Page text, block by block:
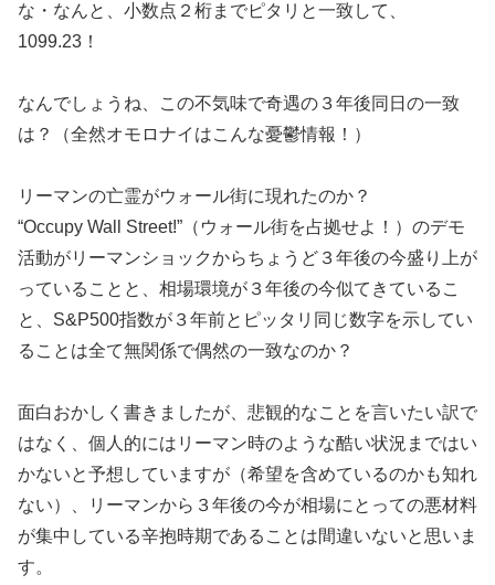
な・なんと、小数点２桁までピタリと一致して、
1099.23！
なんでしょうね、この不気味で奇遇の３年後同日の一致
は？（全然オモロナイはこんな憂鬱情報！）
リーマンの亡霊がウォール街に現れたのか？
“Occupy Wall Street!”（ウォール街を占拠せよ！）のデモ
活動がリーマンショックからちょうど３年後の今盛り上が
っていることと、相場環境が３年後の今似てきているこ
と、S&P500指数が３年前とピッタリ同じ数字を示してい
ることは全て無関係で偶然の一致なのか？
面白おかしく書きましたが、悲観的なことを言いたい訳で
はなく、個人的にはリーマン時のような酷い状況まではい
かないと予想していますが（希望を含めているのかも知れ
ない）、リーマンから３年後の今が相場にとっての悪材料
が集中している辛抱時期であることは間違いないと思いま
す。